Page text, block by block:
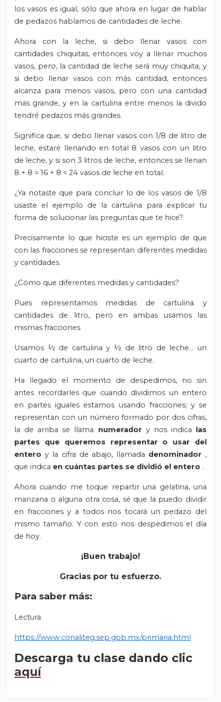
los vasos es igual, sólo que ahora en lugar de hablar
de pedazos hablamos de cantidades de leche.
Ahora con la leche, si debo llenar vasos con
cantidades chiquitas, entonces voy a llenar muchos
vasos, pero, la cantidad de leche será muy chiquita, y
si debo llenar vasos con más cantidad, entonces
alcanza para menos vasos, pero con una cantidad
más grande, y en la cartulina entre menos la divido
tendré pedazos más grandes.
Significa que, si debo llenar vasos con 1/8 de litro de
leche, estaré llenando en total 8 vasos con un litro
de leche, y si son 3 litros de leche, entonces se llenan
8 + 8 = 16 + 8 = 24 vasos de leche en total.
¿Ya notaste que para concluir lo de los vasos de 1/8
usaste el ejemplo de la cartulina para explicar tu
forma de solucionar las preguntas que te hice?
Precisamente lo que hiciste es un ejemplo de que
con las fracciones se representan diferentes medidas
y cantidades.
¿Cómo que diferentes medidas y cantidades?
Pues representamos medidas de cartulina y
cantidades de litro, pero en ambas usamos las
mismas fracciones
Usamos ½ de cartulina y ½ de litro de leche… un
cuarto de cartulina, un cuarto de leche.
Ha llegado el momento de despedimos, no sin
antes recordarles que cuando dividimos un entero
en partes iguales estamos usando fracciones; y se
representan con un número formado por dos cifras,
la de arriba se llama numerador y nos indica las
partes que queremos representar o usar del
entero y la cifra de abajo, llamada denominador ,
que indica en cuántas partes se dividió el entero .
Ahora cuando me toque repartir una gelatina, una
manzana o alguna otra cosa, sé que la puedo dividir
en fracciones y a todos nos tocará un pedazo del
mismo tamaño. Y con esto nos despedimos el día
de hoy.
¡Buen trabajo!
Gracias por tu esfuerzo.
Para saber más:
Lectura
https://www.conaliteg.sep.gob.mx/primaria.html
Descarga tu clase dando clic
aquí